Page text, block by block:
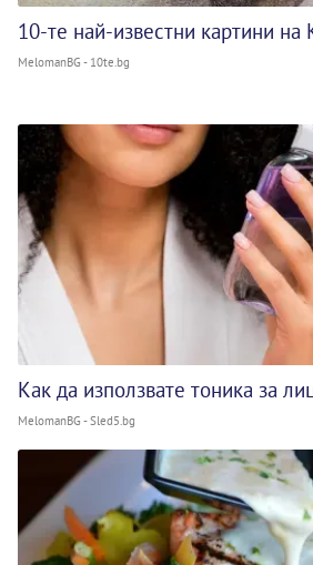
10-те най-известни картини на
MelomanBG - 10te.bg
Как да използвате тоника за
MelomanBG - Sled5.bg